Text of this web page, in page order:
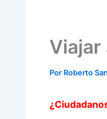
Viajar
Por Roberto